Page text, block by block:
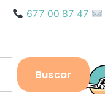
677 00 87 47
Buscar